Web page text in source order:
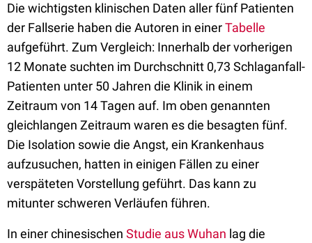
Die wichtigsten klinischen Daten aller fünf Patienten
der Fallserie haben die Autoren in einerTabelle
aufgeführt. Zum Vergleich: Innerhalb der vorherigen
12 Monate suchten im Durchschnitt 0,73 Schlaganfall-
Patienten unter 50 Jahren die Klinik in einem
Zeitraum von 14 Tagen auf. Im oben genannten
gleichlangen Zeitraum waren es die besagten fünf.
Die Isolation sowie die Angst, ein Krankenhaus
aufzusuchen, hatten in einigen Fällen zu einer
verspäteten Vorstellung geführt. Das kann zu
mitunter schweren Verläufen führen.
In einer chinesischen Studie aus Wuhan lag die